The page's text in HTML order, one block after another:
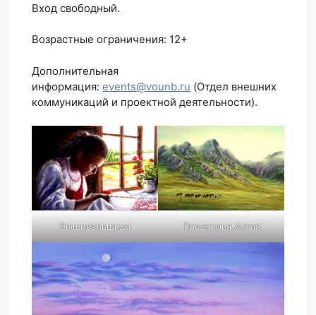
Вход свободный.
Возрастные ограничения: 12+
Дополнительная
информация: events@vounb.ru (Отдел внешних
коммуникаций и проектной деятельности).
Вышивальщица Предгорья Алтая